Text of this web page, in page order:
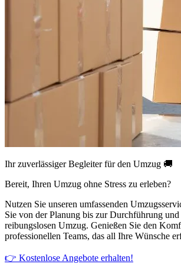
Ihr zuverlässiger Begleiter für den Umzug 🚚
Bereit, Ihren Umzug ohne Stress zu erleben?
Nutzen Sie unseren umfassenden
Sie von der Planung bis zur Durchführung und
reibungslosen Umzug. Genießen Sie den
professionellen Teams, das all Ihre Wünsche
👉 Kostenlose Angebote erhalten!